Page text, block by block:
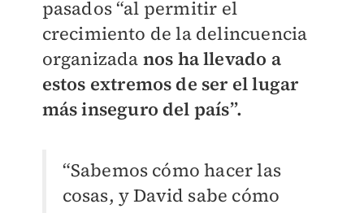
pasados “al permitir el
crecimiento de la delincuencia
organizada nos ha llevado a
estos extremos de ser el lugar
más inseguro del país”.
“Sabemos cómo hacer las
cosas, y David sabe cómo